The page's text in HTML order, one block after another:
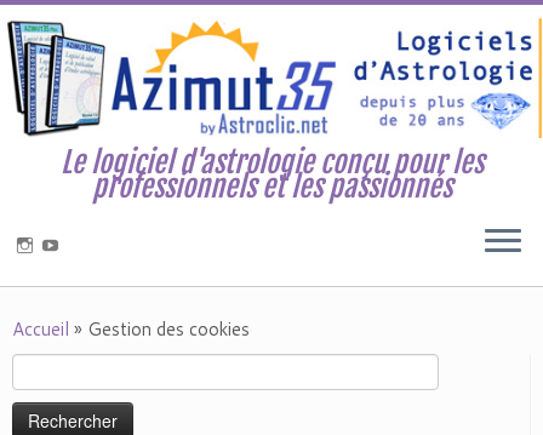
Le logiciel d'astrologie conçu pour les
professionnels et les passionnés
Accueil » Gestion des cookies